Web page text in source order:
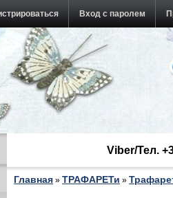
Вход с паролем
Viber/Тел.
Главная » ТРАФАРЕТи »